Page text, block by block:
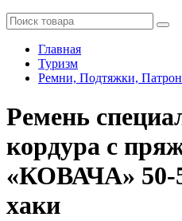
Главная
Туризм
Ремни, Подтяжки,
Ремень
кордура с
«КОВАЧА» 50-
хаки